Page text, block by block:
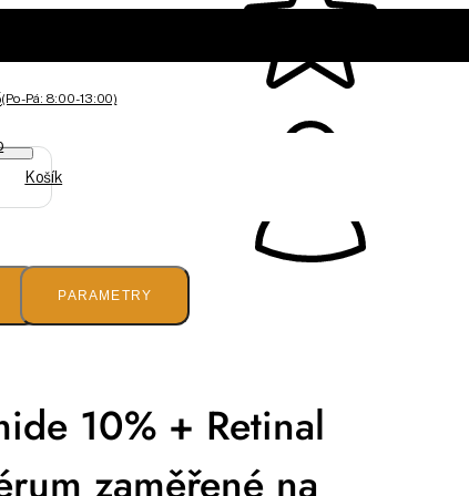
(Po-Pá: 8:00 - 13:00)
Košík
PARAMETRY
10% + Retinal
zaměřené na